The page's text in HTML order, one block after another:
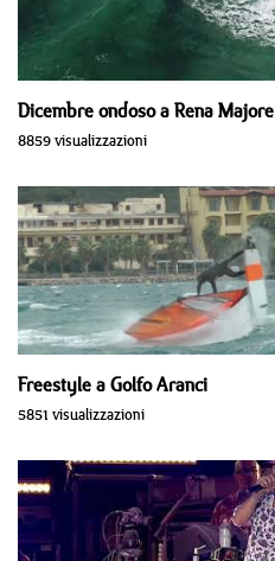
Dicembre ondoso a Rena Majore
8859 visualizzazioni
Freestyle a Golfo Aranci
5851 visualizzazioni